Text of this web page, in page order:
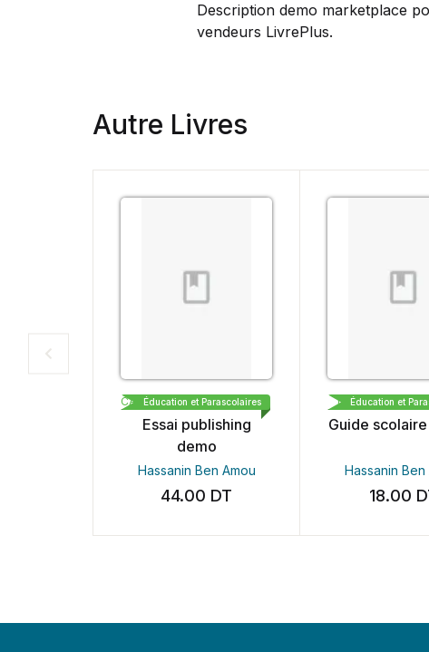
Description demo marketplace
vendeurs LivrePlus.
Autre Livres
CARTHAGE BOOKS & PUBLISHING DEMO
Essai publishing
demo
Hassanin Ben Amou
44.00DT
Éducation et Parascolaires LIBRAIRIE MEDINA
Guide scolaire
Hassanin Ben
18.00DT
Éducation et